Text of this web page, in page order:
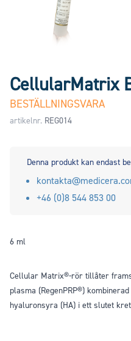
CellularMatrix
BESTÄLLNINGSVARA
artikelnr. REG014
Denna produkt kan endast
+46 (0)8 544 853 00
6 ml
Cellular Matrix®-rör tillåter
plasma (RegenPRP®)
hyaluronsyra (HA) i ett slutet